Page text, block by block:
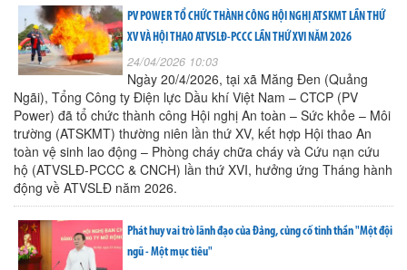
PV POWER TỔ CHỨC THÀNH CÔNG HỘI NGHỊ ATSKMT LẦN THỨ
XV VÀ HỘI THAO ATVSLĐ-PCCC LẦN THỨ XVI NĂM 2026
24/04/2026 10:03
Ngày 20/4/2026, tại xã Măng Đen (Quảng
Ngãi), Tổng Công ty Điện lực Dầu khí Việt Nam – CTCP (PV
Power) đã tổ chức thành công Hội nghị An toàn – Sức khỏe – Môi
trường (ATSKMT) thường niên lần thứ XV, kết hợp Hội thao An
toàn vệ sinh lao động – Phòng cháy chữa cháy và Cứu nạn cứu
hộ (ATVSLĐ-PCCC & CNCH) lần thứ XVI, hưởng ứng Tháng hành
động về ATVSLĐ năm 2026.
Phát huy vai trò lãnh đạo của Đảng, củng cố tinh thần "Một đội
ngũ - Một mục tiêu"